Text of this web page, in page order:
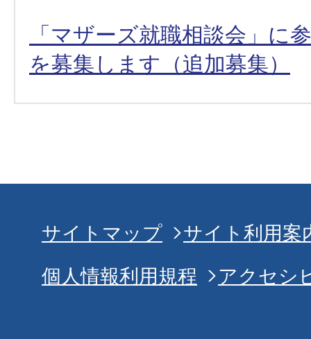
「マザーズ就職相談会」に
を募集します（追加募集）
サイトマップ
サイト利用案
個人情報利用規程
アクセシ